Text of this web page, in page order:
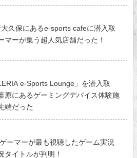
大久保にあるe-sports cafeに潜入取
マーが集う超人気店舗だった！
e-Sports Lounge」を潜入取
原にあるゲーミングデバイス体験施
端だった
ーマーが最も視聴したゲーム実況
タイトルが判明！